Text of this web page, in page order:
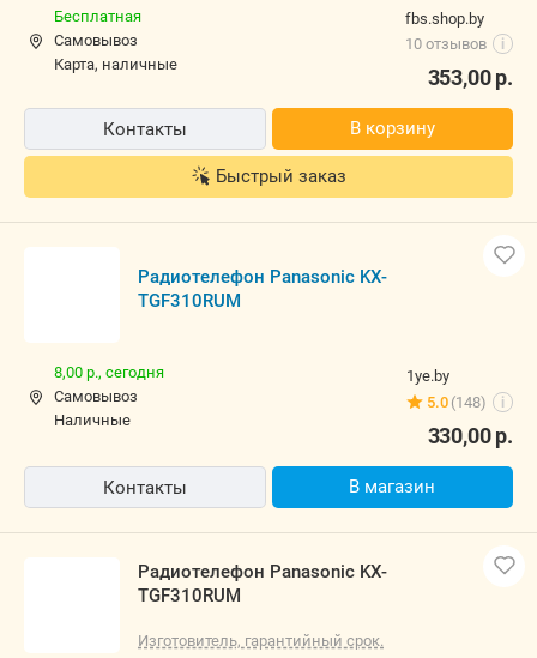
fbs.shop.by
10 отзывов
i
Бесплатная
Самовывоз
карта, наличные
353,00р.
Контакты В корзину
Быстрый заказ
Радиотелефон Panasonic KX-
TGF310RUM
1ye.by
5.0 (148) i
8,00 р., сегодня
Самовывоз
наличные
330,00р.
Контакты В магазин
Радиотелефон Panasonic KX-
TGF310RUM
Изготовитель, гарантийный срок.